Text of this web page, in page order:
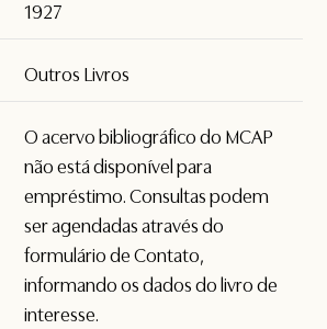
1927
Outros Livros
O acervo bibliográfico do MCAP
não está disponível para
empréstimo. Consultas podem
ser agendadas através do
formulário deContato,
informando os dados do livro de
interesse.